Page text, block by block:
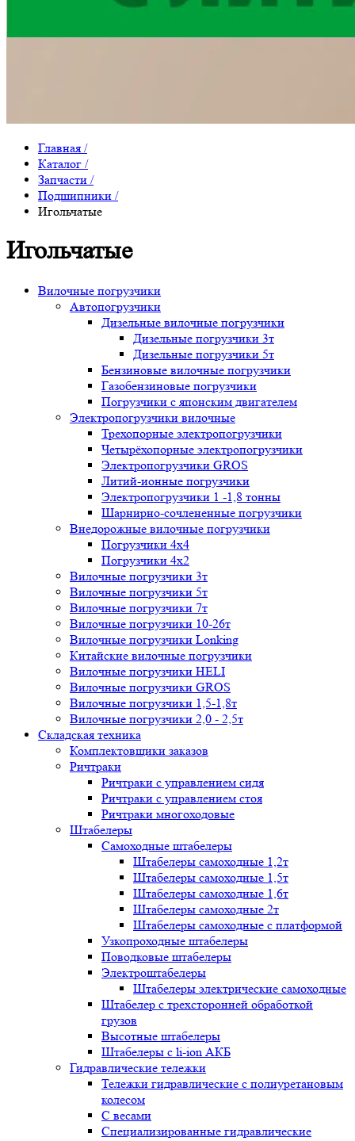
Главная /
Каталог /
Запчасти /
Подшипники /
Игольчатые
Игольчатые
Вилочные погрузчики
Автопогрузчики
Дизельные вилочные погрузчики
Дизельные погрузчики 3т
Дизельные погрузчики 5т
Бензиновые вилочные погрузчики
Газобензиновые погрузчики
Погрузчики с японским двигателем
Электропогрузчики вилочные
Трехопорные электропогрузчики
Четырёхопорные электропогрузчики
Электропогрузчики GROS
Литий-ионные погрузчики
Электропогрузчики 1 -1,8 тонны
Шарнирно-сочлененные погрузчики
Внедорожные вилочные погрузчики
Погрузчики 4х4
Погрузчики 4х2
Вилочные погрузчики 3т
Вилочные погрузчики 5т
Вилочные погрузчики 7т
Вилочные погрузчики 10-26т
Вилочные погрузчики Lonking
Китайские вилочные погрузчики
Вилочные погрузчики HELI
Вилочные погрузчики GROS
Вилочные погрузчики 1,5-1,8т
Вилочные погрузчики 2,0 - 2,5т
Складская техника
Комплектовщики заказов
Ричтраки
Ричтраки с управлением сидя
Ричтраки с управлением стоя
Ричтраки многоходовые
Штабелеры
Самоходные штабелеры
Штабелеры самоходные 1,2т
Штабелеры самоходные 1,5т
Штабелеры самоходные 1,6т
Штабелеры самоходные 2т
Штабелеры самоходные с платформой
Узкопроходные штабелеры
Поводковые штабелеры
Электроштабелеры
Штабелеры электрические самоходные
Штабелер с трехсторонней обработкой
грузов
Высотные штабелеры
Штабелеры с li-ion АКБ
Гидравлические тележки
Тележки гидравлические с полиуретановым
колесом
С весами
Специализированные гидравлические